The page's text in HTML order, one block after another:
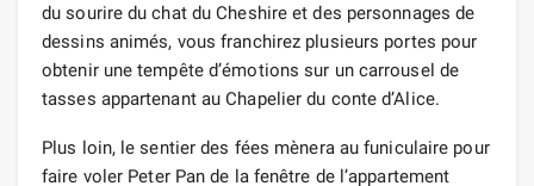
du sourire du chat du Cheshire et des personnages de
dessins animés, vous franchirez plusieurs portes pour
obtenir une tempête d’émotions sur un carrousel de
tasses appartenant au Chapelier du conte d’Alice.
Plus loin, le sentier des fées mènera au funiculaire pour
faire voler Peter Pan de la fenêtre de l’appartement